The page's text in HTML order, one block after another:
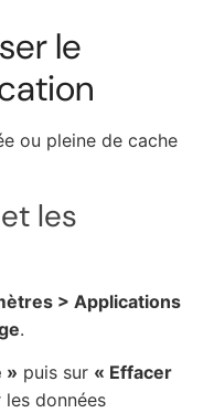
le
ou pleine de cache
les
> Applications
.
» puis sur « Effacer
données